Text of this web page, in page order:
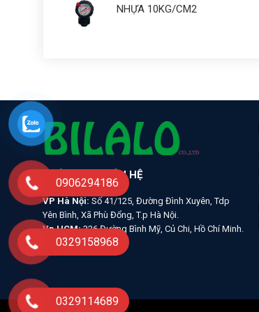
NHỰA 10KG/CM2
THÔNG TIN LIÊN HỆ
VP Hà Nội: Số 41/125, Đường Đình Xuyên, Tdp
Yên Bình, Xã Phù Đổng, T.p Hà Nội.
Vp HCM:326 Đường Bình Mỹ, Củ Chi, Hồ Chí Minh.
0906294186
0329158968
0329114689